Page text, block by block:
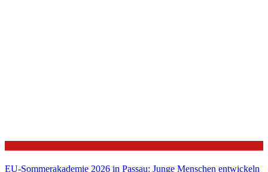
EU-Sommerakademie 2026 in Passau: Junge Menschen entwickeln